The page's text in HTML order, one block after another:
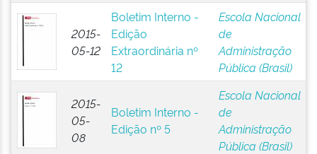
2015-
05-12
Boletim Interno -
Edição
Extraordinária nº
12
Escola Nacional
de
Administração
Pública (Brasil)
2015-
05-
08
Boletim Interno -
Edição nº 5
Escola Nacional
de
Administração
Pública (Brasil)